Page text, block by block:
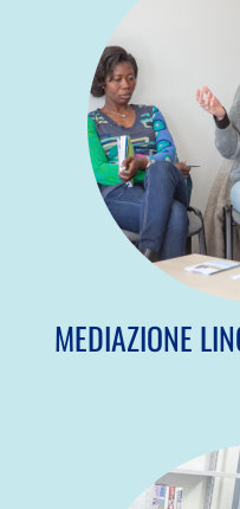
MEDIAZIONE